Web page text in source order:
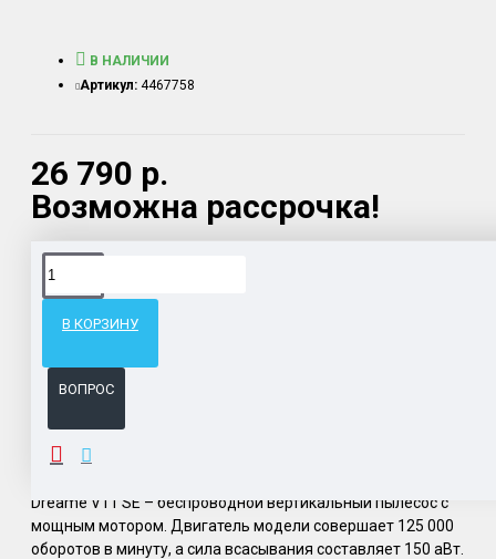
26 790 р.
Возможна рассрочка!
В НАЛИЧИИ
Артикул: 4467758
В КОРЗИНУ
ВОПРОС
Доставка товара по всему Таможенному союзу.
ОПИСАНИЕ
Dreame V11 SE – беспроводной вертикальный пылесос с
мощным мотором. Двигатель модели совершает 125 000
оборотов в минуту, а сила всасывания составляет 150 аВт.